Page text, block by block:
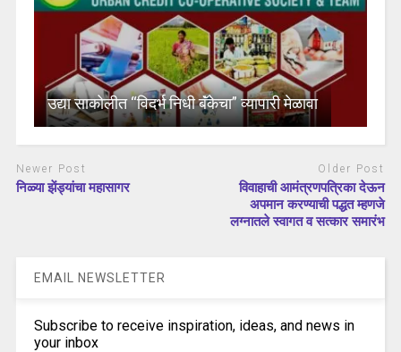
उद्या साकोलीत “विदर्भ निधी बॅंकेचा” व्यापारी मेळावा
Newer Post
निळ्या झेंड्यांचा महासागर
Older Post
विवाहाची आमंत्रणपत्रिका देऊन
अपमान करण्याची पद्धत म्हणजे
लग्नातले स्वागत व सत्कार समारंभ
EMAIL NEWSLETTER
Subscribe to receive inspiration, ideas, and news in
your inbox